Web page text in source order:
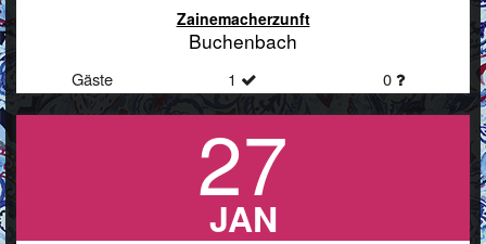
Zainemacherzunft
Buchenbach
Gäste 1 0
27
JAN